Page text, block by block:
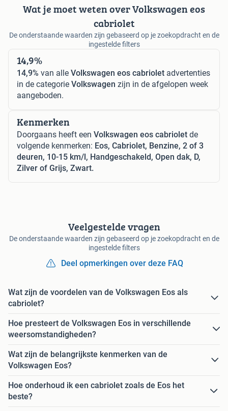
Wat je moet weten over Volkswagen eos
cabriolet
De onderstaande waarden zijn gebaseerd op je zoekopdracht en de
ingestelde filters
14,9%
14,9% van alle Volkswagen eos cabriolet advertenties
in de categorie Volkswagen zijn in de afgelopen week
aangeboden.
Kenmerken
Doorgaans heeft een Volkswagen eos cabriolet de
volgende kenmerken: Eos, Cabriolet, Benzine, 2 of 3
deuren, 10-15 km/l, Handgeschakeld, Open dak, D,
Zilver of Grijs, Zwart.
Veelgestelde vragen
De onderstaande waarden zijn gebaseerd op je zoekopdracht en de
ingestelde filters
Deel opmerkingen over deze FAQ
Wat zijn de voordelen van de Volkswagen Eos als
cabriolet?
Hoe presteert de Volkswagen Eos in verschillende
weersomstandigheden?
Wat zijn de belangrijkste kenmerken van de
Volkswagen Eos?
Hoe onderhoud ik een cabriolet zoals de Eos het
beste?